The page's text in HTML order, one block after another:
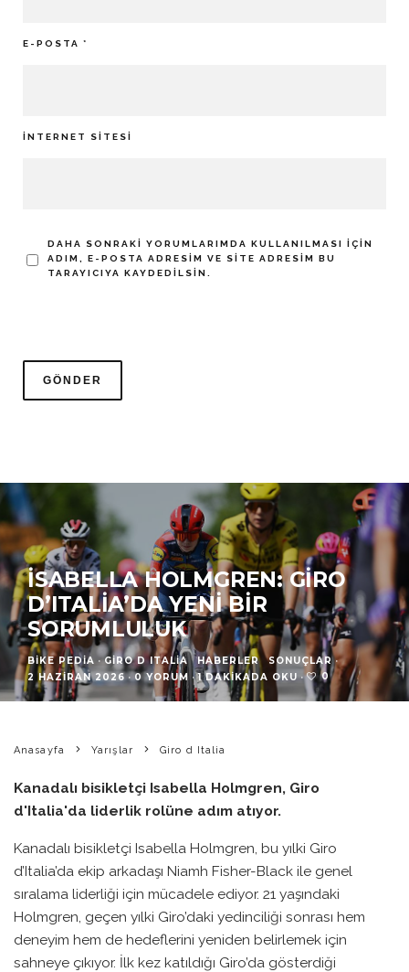
E-POSTA *
İNTERNET SITESI
DAHA SONRAKI YORUMLARIMDA KULLANILMASI IÇIN
ADIM, E-POSTA ADRESIM VE SITE ADRESIM BU
TARAYICIYA KAYDEDILSIN.
İSABELLA HOLMGREN: GIRO
D’ITALIA’DA YENI BIR
SORUMLULUK
BIKE PEDIA · GIRO D ITALIA HABERLER SONUÇLAR ·
2 HAZIRAN 2026 · 0 YORUM · 1 DAKIKADA OKU · 0
Anasayfa Yarışlar Giro d Italia
Kanadalı bisikletçi Isabella Holmgren, Giro
d'Italia'da liderlik rolüne adım atıyor.
Kanadalı bisikletçi Isabella Holmgren, bu yılki Giro
d’Italia’da ekip arkadaşı Niamh Fisher-Black ile genel
sıralama liderliği için mücadele ediyor. 21 yaşındaki
Holmgren, geçen yılki Giro’daki yedinciliği sonrası hem
deneyim hem de hedeflerini yeniden belirlemek için
sahneye çıkıyor. İlk kez katıldığı Giro’da gösterdiği